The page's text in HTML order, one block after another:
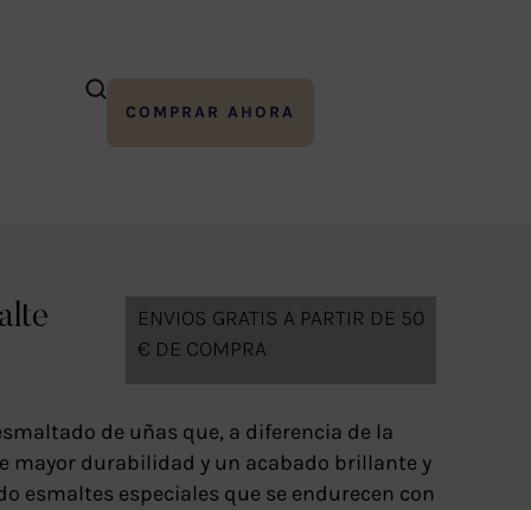
COMPRAR AHORA
ENVIOS GRATIS A PARTIR DE 50
€ DE COMPRA
de uñas que, a diferencia de la
mayor durabilidad y un acabado brillante y
esmaltes especiales que se endurecen con